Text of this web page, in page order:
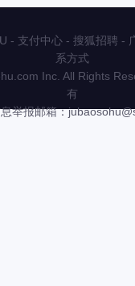
- 支付中心 - 搜狐招聘 -
系方式
Inc. All Rights
有
举报邮箱：